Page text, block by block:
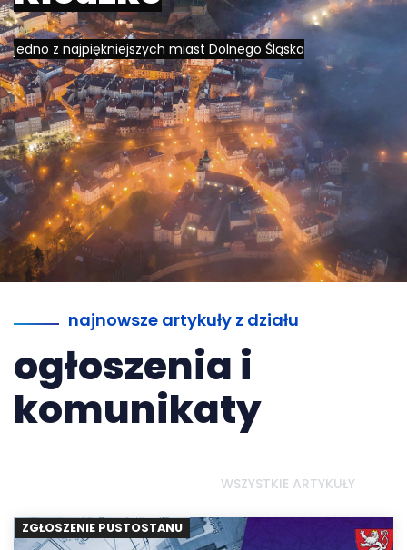
jedno z najpiękniejszych miast Dolnego Śląska
najnowsze artykuły z działu
ogłoszenia i
komunikaty
WSZYSTKIE ARTYKUŁY
ZGŁOSZENIE PUSTOSTANU